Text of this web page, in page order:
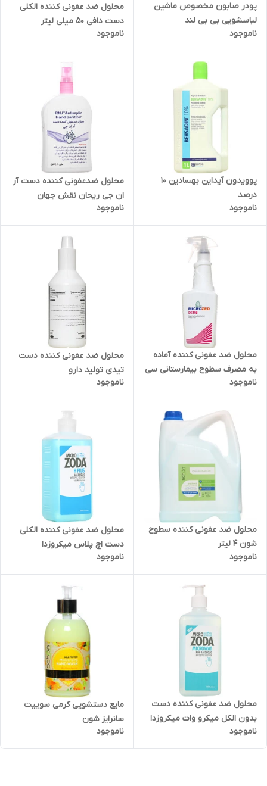
پودر صابون مخصوص ماشین
لباسشویی بی بی لند
ناموجود
محلول ضد عفونی کننده الکلی
دست دافی 50 میلی لیتر
ناموجود
پوویدون آیداین بهسادین 10
درصد
ناموجود
محلول ضدعفونی کننده دست آر
ان جی ریحان نقش جهان
ناموجود
محلول ضد عفونی کننده آماده
به مصرف سطوح بیمارستانی سی
اس 750 میلی لیتر میکروزد
ناموجود
محلول ضد عفونی کننده دست
تیدی تولید دارو
ناموجود
محلول ضد عفونی کننده سطوح
شون 4 لیتر
ناموجود
محلول ضد عفونی کننده الکلی
دست اچ پلاس میکروزدا
ناموجود
محلول ضد عفونی کننده دست
بدون الکل میکرو وات میکروزدا
ناموجود
مایع دستشویی کرمی سوییت
سانرایز شون
ناموجود